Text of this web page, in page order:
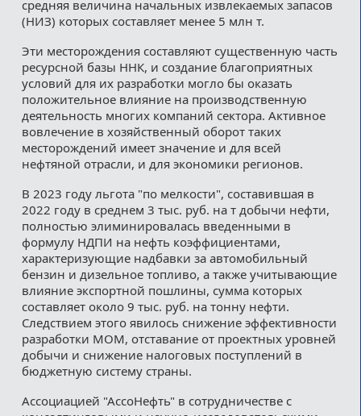
средняя величина начальных извлекаемых запасов
(НИЗ) которых составляет менее 5 млн т.
Эти месторождения составляют существенную часть
ресурсной базы ННК, и создание благоприятных
условий для их разработки могло бы оказать
положительное влияние на производственную
деятельность многих компаний сектора. Активное
вовлечение в хозяйственный оборот таких
месторождений имеет значение и для всей
нефтяной отрасли, и для экономики регионов.
В 2023 году льгота "по мелкости", составившая в
2022 году в среднем 3 тыс. руб. на т добычи нефти,
полностью элиминировалась введенными в
формулу НДПИ на нефть коэффициентами,
характеризующие надбавки за автомобильный
бензин и дизельное топливо, а также учитывающие
влияние экспортной пошлины, сумма которых
составляет около 9 тыс. руб. на тонну нефти.
Следствием этого явилось снижение эффективности
разработки МОМ, отставание от проектных уровней
добычи и снижение налоговых поступлений в
бюджетную систему страны.
Ассоциацией "АссоНефть" в сотрудничестве с